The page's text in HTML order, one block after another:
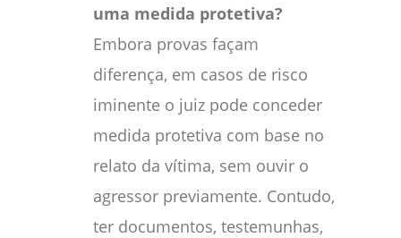
uma medida protetiva?
Embora provas façam
diferença, em casos de risco
iminente o juiz pode conceder
medida protetiva com base no
relato da vítima, sem ouvir o
agressor previamente. Contudo,
ter documentos, testemunhas,